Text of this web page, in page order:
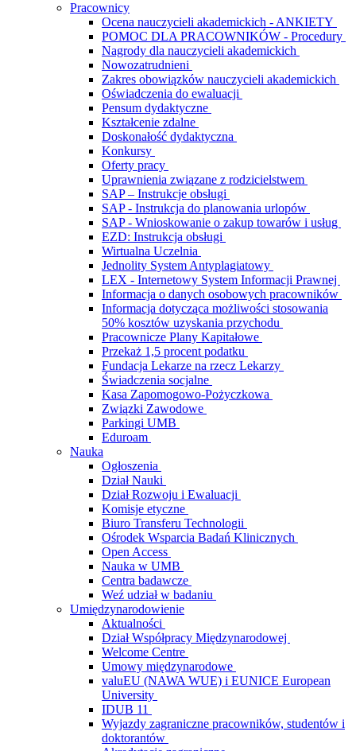
Pracownicy
Ocena nauczycieli akademickich - ANKIETY
POMOC DLA PRACOWNIKÓW - Procedury
Nagrody dla nauczycieli akademickich
Nowozatrudnieni
Zakres obowiązków nauczycieli akademickich
Oświadczenia do ewaluacji
Pensum dydaktyczne
Kształcenie zdalne
Doskonałość dydaktyczna
Konkursy
Oferty pracy
Uprawnienia związane z rodzicielstwem
SAP – Instrukcje obsługi
SAP - Instrukcja do planowania urlopów
SAP - Wnioskowanie o zakup towarów i usług
EZD: Instrukcja obsługi
Wirtualna Uczelnia
Jednolity System Antyplagiatowy
LEX - Internetowy System Informacji Prawnej
Informacja o danych osobowych pracowników
Informacja dotycząca możliwości stosowania
50% kosztów uzyskania przychodu
Pracownicze Plany Kapitałowe
Przekaż 1,5 procent podatku
Fundacja Lekarze na rzecz Lekarzy
Świadczenia socjalne
Kasa Zapomogowo-Pożyczkowa
Związki Zawodowe
Parkingi UMB
Eduroam
Nauka
Ogłoszenia
Dział Nauki
Dział Rozwoju i Ewaluacji
Komisje etyczne
Biuro Transferu Technologii
Ośrodek Wsparcia Badań Klinicznych
Open Access
Nauka w UMB
Centra badawcze
Weź udział w badaniu
Umiędzynarodowienie
Aktualności
Dział Współpracy Międzynarodowej
Welcome Centre
Umowy międzynarodowe
valuEU (NAWA WUE) i EUNICE European
University
IDUB 11
Wyjazdy zagraniczne pracowników, studentów i
doktorantów